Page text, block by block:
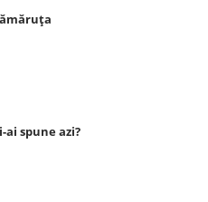
ai spune azi?